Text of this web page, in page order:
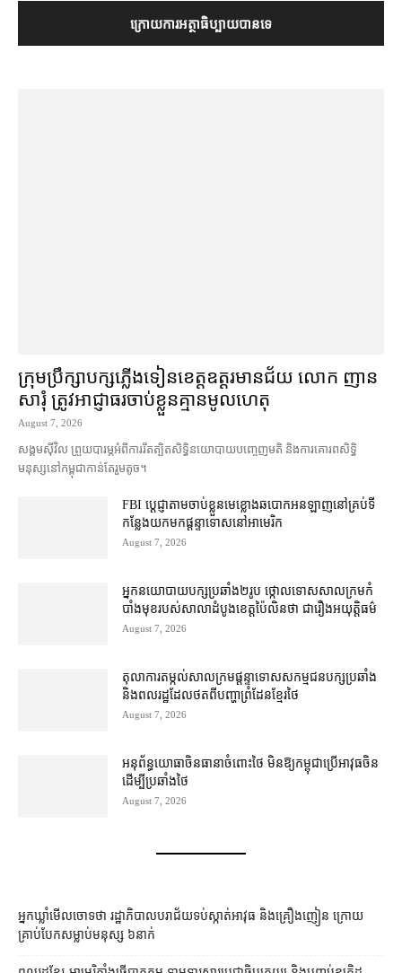
ក្រុមប្រឹក្សា​បក្ស​ភ្លើងទៀន​ខេត្ត​ឧត្ដរមានជ័យ លោក ញាន
សារុំ ត្រូវ​អាជ្ញាធរ​ចាប់ខ្លួន​គ្មាន​មូលហេតុ
August 7, 2026
សង្គម​ស៊ីវិល ព្រួយបារម្ភ​អំពី​ការ​រឹតត្បិត​សិទ្ធិ​នយោបាយ​បញ្ចេញមតិ និង​ការគោរព​សិទ្ធិ
មនុស្ស​នៅ​កម្ពុជា​កាន់តែ​រួម​តូច។
FBI ប្ដេជ្ញា​តាម​ចាប់ខ្លួន​មេខ្លោង​ឆបោក​អនឡាញ​នៅ​គ្រប់​ទី
កន្លែង​យក​មក​ផ្ដន្ទាទោស​នៅ​អាមេរិក
August 7, 2026
អ្នកនយោបាយ​បក្ស​ប្រឆាំង​២​រូប ថ្កោលទោស​សាលក្រម​កំ
បាំងមុខ​របស់​សាលាដំបូង​ខេត្ត​ប៉ៃលិន​ថា ជា​រឿង​អយុត្តិធម៌
August 7, 2026
តុលាការ​តម្កល់​សាលក្រម​ផ្ដន្ទាទោស​សកម្មជន​បក្ស​ប្រឆាំង​
និង​ពលរដ្ឋ​ដែល​ថត​ពី​បញ្ហា​ព្រំដែន​ខ្មែរ​ថៃ
August 7, 2026
អនុព័ន្ធយោធា​ចិន​ធានា​ចំពោះ​ថៃ មិន​ឱ្យ​កម្ពុជា​ប្រើ​អាវុធ​ចិន​
ដើម្បី​ប្រឆាំង​ថៃ ​
August 7, 2026
អ្នកឃ្លាំមើលចោទថា រដ្ឋាភិបាលបរាជ័យទប់ស្កាត់អាវុធ និងគ្រឿងញៀន ក្រោយ
គ្រាប់បែកសម្លាប់មនុស្ស ៦នាក់